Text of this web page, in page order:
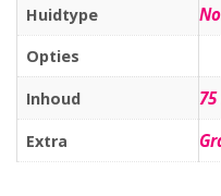
Huidtype
Opties
Inhoud
Extra